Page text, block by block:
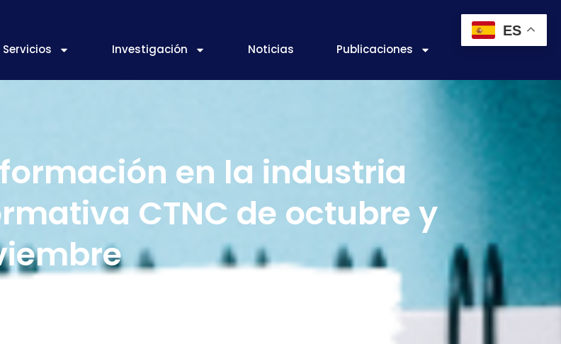
Servicios Investigación Noticias Publicaciones
en la industria
CTNC de octubre y
ES